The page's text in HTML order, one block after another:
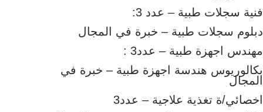
فنية سجلات طبية – عدد 3:
دبلوم سجلات طبية – خبرة في المجال
مهندس اجهزة طبية – عدد3 :
بكالوريوس هندسة اجهزة طبية – خبرة في
المجال
اخصائي/ة تغذية علاجية – عدد3